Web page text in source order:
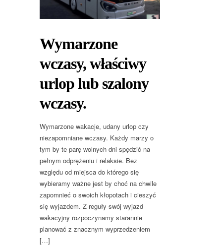
Wymarzone
wczasy, właściwy
urlop lub szalony
wczasy.
Wymarzone wakacje, udany urlop czy
niezapomniane wczasy. Każdy marzy o
tym by te parę wolnych dni spędzić na
pełnym odprężeniu i relaksie. Bez
względu od miejsca do którego się
wybieramy ważne jest by choć na chwile
zapomnieć o swoich kłopotach i cieszyć
się wyjazdem. Z reguły swój wyjazd
wakacyjny rozpoczynamy starannie
planować z znacznym wyprzedzeniem
[…]